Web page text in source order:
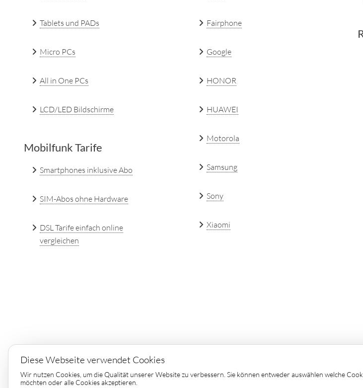
Diese Webseite verwendet Cookies
Wir nutzen Cookies, um die Qualität unserer Website zu verbessern. Sie können entweder auswählen welche
möchten oder alle Cookies akzeptieren.
Tablets und PADs
Micro PCs
All in One PCs
LCD/LED Bildschirme
Mobilfunk Tarife
Smartphones inklusive Abo
SIM-Abos ohne Hardware
DSL Tarife einfach online
vergleichen
Fairphone
Google
HONOR
HUAWEI
Motorola
Samsung
Sony
Xiaomi
Copyright © 2026 by Webdesign und